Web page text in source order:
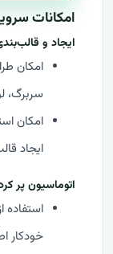
امکانات
ایجاد و
امکان
سربرگ،
امکان
ایجاد
اتوماسیون پر
استفاده
خودکار